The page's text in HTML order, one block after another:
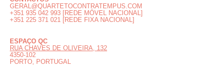
GERAL@QUARTETOCONTRATEMPUS.COM
+351 935 042 993 [REDE MÓVEL NACIONAL]
+351 225 371 021 [REDE FIXA NACIONAL]
ESPAÇO QC
RUA CHAVES DE OLIVEIRA, 132
4350-102
PORTO, PORTUGAL